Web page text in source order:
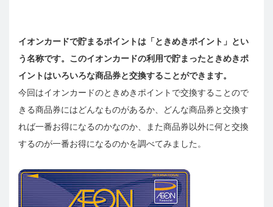
イオンカードで貯まるポイントは「ときめきポイント」とい
う名称です。このイオンカードの利用で貯まったときめきポ
イントはいろいろな商品券と交換することができます。
今回はイオンカードのときめきポイントで交換することので
きる商品券にはどんなものがあるか、どんな商品券と交換す
れば一番お得になるのかなのか、また商品券以外に何と交換
するのが一番お得になるのかを調べてみました。